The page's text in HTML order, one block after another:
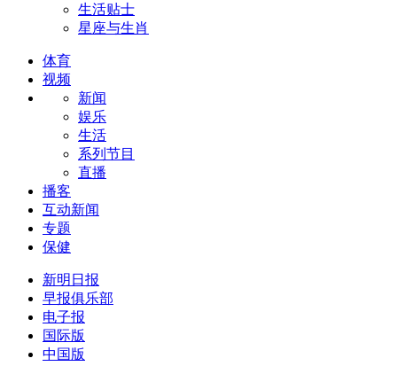
生活贴士
星座与生肖
体育
视频
新闻
娱乐
生活
系列节目
直播
播客
互动新闻
专题
保健
新明日报
早报俱乐部
电子报
国际版
中国版